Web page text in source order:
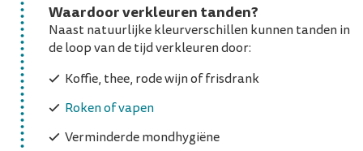
Waardoor verkleuren tanden?
Naast natuurlijke kleurverschillen kunnen tanden in
de loop van de tijd verkleuren door:
Koffie, thee, rode wijn of frisdrank
Roken of vapen
Verminderde mondhygiëne